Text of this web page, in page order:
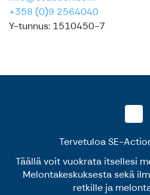
+358 (0)9 2564040
Y-tunnus: 1510450-7
Tervetuloa SE-
Täällä voit vuokrata itsellesi
Melontakeskuksesta sekä
retkille ja